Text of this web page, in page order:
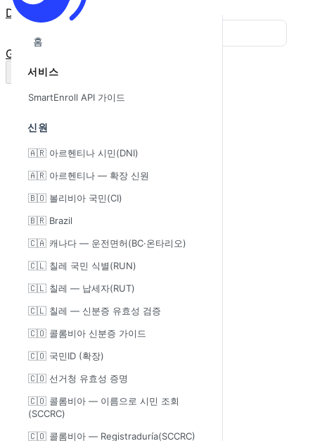
Docs
GitHub
홈
서비스
SmartEnroll API 가이드
신원
🇦🇷 아르헨티나 시민(DNI)
🇦🇷 아르헨티나 — 확장 신원
🇧🇴 볼리비아 국민(CI)
🇧🇷 Brazil
🇨🇦 캐나다 — 운전면허(BC·온타리오)
🇨🇱 칠레 국민 식별(RUN)
🇨🇱 칠레 — 납세자(RUT)
🇨🇱 칠레 — 신분증 유효성 검증
🇨🇴 콜롬비아 신분증 가이드
🇨🇴 국민ID (확장)
🇨🇴 선거청 유효성 증명
🇨🇴 콜롬비아 — 이름으로 시민 조회
(SCCRC)
🇨🇴 콜롬비아 — Registraduría(SCCRC)